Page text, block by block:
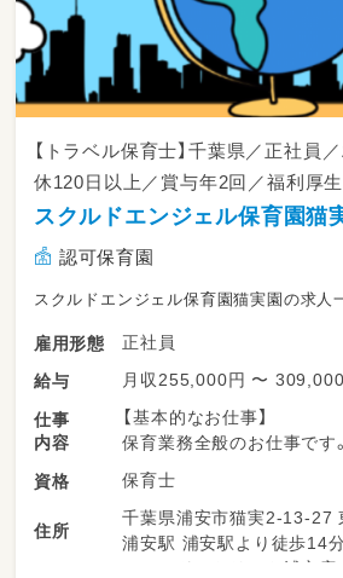
【トラベル保育士】千葉県／正社員
休120日以上／賞与年2回／福利厚
スクルドエンジェル保育園猫
認可保育園
スクルドエンジェル保育園猫実園の求人
雇用形態
正社員
給与
月収255,000円 〜
仕事
内容
【基本的なお仕事】
保育業務全般のお仕事です。
◎エリア内の園を臨機応変
各園の先生や子どもたち
るのが魅力です！
資格 保育士
住所
千葉県浦安市猫実2-13-27 東京メトロ東西線
浦安駅 浦安駅より徒歩14分
セカンドストリート浦安店